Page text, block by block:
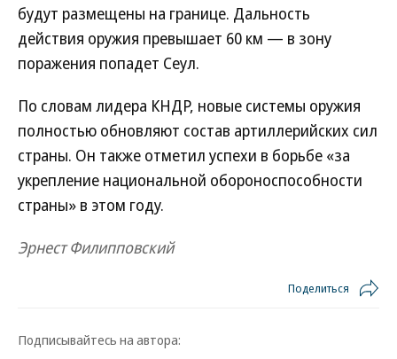
будут размещены на границе. Дальность
действия оружия превышает 60 км — в зону
поражения попадет Сеул.
По словам лидера КНДР, новые системы оружия
полностью обновляют состав артиллерийских сил
страны. Он также отметил успехи в борьбе «за
укрепление национальной обороноспособности
страны» в этом году.
Эрнест Филипповский
Поделиться
Подписывайтесь на автора: